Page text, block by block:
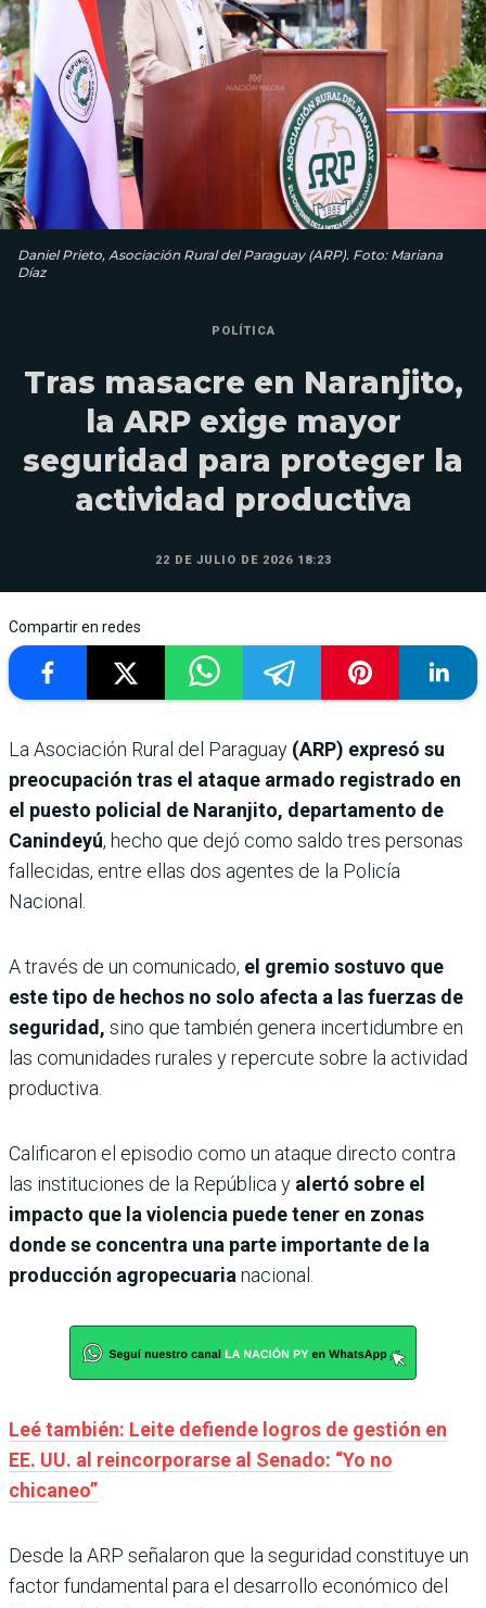
Daniel Prieto, Asociación Rural del Paraguay (ARP). Foto: Mariana
Díaz
POLÍTICA
Tras masacre en Naranjito,
la ARP exige mayor
seguridad para proteger la
actividad productiva
22 DE JULIO DE 2026 18:23
Compartir en redes
La Asociación Rural del Paraguay (ARP) expresó su
preocupación tras el ataque armado registrado en
el puesto policial de Naranjito, departamento de
Canindeyú, hecho que dejó como saldo tres personas
fallecidas, entre ellas dos agentes de la Policía
Nacional.
A través de un comunicado, el gremio sostuvo que
este tipo de hechos no solo afecta a las fuerzas de
seguridad, sino que también genera incertidumbre en
las comunidades rurales y repercute sobre la actividad
productiva.
Calificaron el episodio como un ataque directo contra
las instituciones de la República y alertó sobre el
impacto que la violencia puede tener en zonas
donde se concentra una parte importante de la
producción agropecuaria nacional.
Leé también: Leite defiende logros de gestión en
EE. UU. al reincorporarse al Senado: “Yo no
chicaneo”
Desde la ARP señalaron que la seguridad constituye un
factor fundamental para el desarrollo económico del